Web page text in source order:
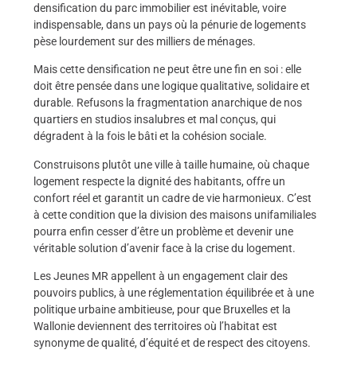
densification du parc immobilier est inévitable, voire
indispensable, dans un pays où la pénurie de logements
pèse lourdement sur des milliers de ménages.
Mais cette densification ne peut être une fin en soi : elle
doit être pensée dans une logique qualitative, solidaire et
durable. Refusons la fragmentation anarchique de nos
quartiers en studios insalubres et mal conçus, qui
dégradent à la fois le bâti et la cohésion sociale.
Construisons plutôt une ville à taille humaine, où chaque
logement respecte la dignité des habitants, offre un
confort réel et garantit un cadre de vie harmonieux. C’est
à cette condition que la division des maisons unifamiliales
pourra enfin cesser d’être un problème et devenir une
véritable solution d’avenir face à la crise du logement.
Les Jeunes MR appellent à un engagement clair des
pouvoirs publics, à une réglementation équilibrée et à une
politique urbaine ambitieuse, pour que Bruxelles et la
Wallonie deviennent des territoires où l’habitat est
synonyme de qualité, d’équité et de respect des citoyens.